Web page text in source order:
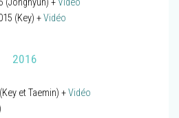
(Jonghyun) +Vidéo
(Key) +Vidéo
2016
et Taemin) +Vidéo